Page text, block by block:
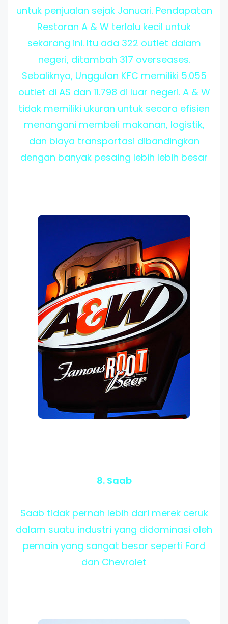
untuk penjualan sejak Januari. Pendapatan
Restoran A & W terlalu kecil untuk
sekarang ini. Itu ada 322 outlet dalam
negeri, ditambah 317 overseases.
Sebaliknya, Unggulan KFC memiliki 5.055
outlet di AS dan 11.798 di luar negeri. A & W
tidak memiliki ukuran untuk secara efisien
menangani membeli makanan, logistik,
dan biaya transportasi dibandingkan
dengan banyak pesaing lebih lebih besar
8. Saab
Saab tidak pernah lebih dari merek ceruk
dalam suatu industri yang didominasi oleh
pemain yang sangat besar seperti Ford
dan Chevrolet